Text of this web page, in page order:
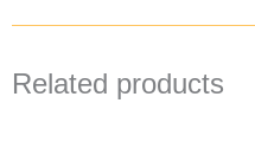
Related products